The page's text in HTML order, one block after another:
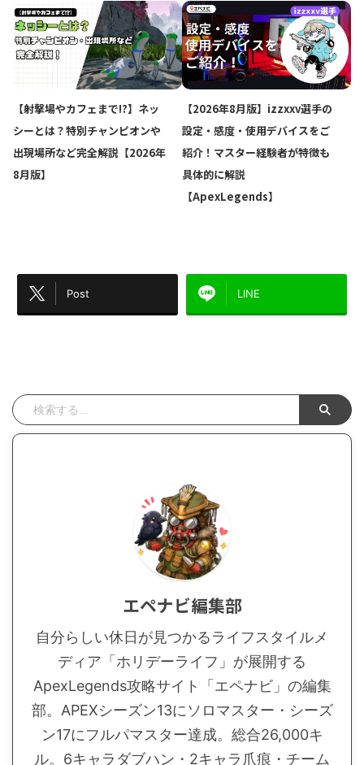
【射撃場やカフェまで!?】ネッ
シーとは？特別チャンピオンや
出現場所など完全解説【2026年
8月版】
【2026年8月版】izzxxv選手の
設定・感度・使用デバイスをご
紹介！マスター経験者が特徴も
具体的に解説
【ApexLegends】
Post LINE
エペナビ編集部
自分らしい休日が見つかるライフスタイルメ
ディア「ホリデーライフ」が展開する
ApexLegends攻略サイト「エペナビ」の編集
部。APEXシーズン13にソロマスター・シーズ
ン17にフルパマスター達成。総合26,000キ
ル。6キャラダブハン・2キャラ爪痕・チーム